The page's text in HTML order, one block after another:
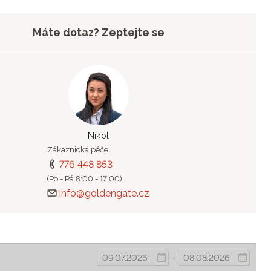
Máte dotaz? Zeptejte se
Nikol
Zákaznická péče
776 448 853
(Po - Pá 8:00 - 17:00)
info@goldengate.cz
-